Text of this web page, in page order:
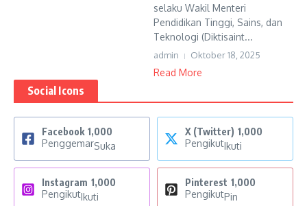
selaku Wakil Menteri
Pendidikan Tinggi, Sains, dan
Teknologi (Diktisaint...
admin Oktober 18, 2025
Read More
Social Icons
Facebook 1,000
PenggemarSuka
X (Twitter) 1,000
PengikutIkuti
Instagram 1,000
PengikutIkuti
Pinterest 1,000
PengikutPin